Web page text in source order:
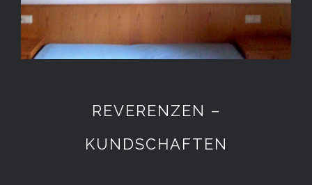
REVERENZEN –
KUNDSCHAFTEN